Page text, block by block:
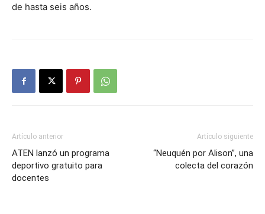
de hasta seis años.
Artículo anterior
ATEN lanzó un programa
deportivo gratuito para
docentes
Artículo siguiente
“Neuquén por Alison”, una
colecta del corazón